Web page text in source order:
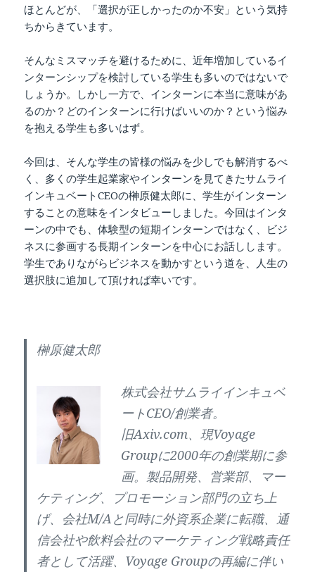
ほとんどが、「選択が正しかったのか不安」という気持
ちからきています。
そんなミスマッチを避けるために、近年増加しているイ
ンターンシップを検討している学生も多いのではないで
しょうか。しかし一方で、インターンに本当に意味があ
るのか？どのインターンに行けばいいのか？という悩み
を抱える学生も多いはず。
今回は、そんな学生の皆様の悩みを少しでも解消するべ
く、多くの学生起業家やインターンを見てきたサムライ
インキュベートCEOの榊原健太郎に、学生がインターン
することの意味をインタビューしました。今回はインタ
ーンの中でも、体験型の短期インターンではなく、ビジ
ネスに参画する長期インターンを中心にお話しします。
学生でありながらビジネスを動かすという道を、人生の
選択肢に追加して頂ければ幸いです。
榊原健太郎
株式会社サムライインキュベ
ートCEO/創業者。
旧Axiv.com、現Voyage
Groupに2000年の創業期に参
画。製品開発、営業部、マー
ケティング、プロモーション部門の立ち上
げ、会社M/Aと同時に外資系企業に転職、通
信会社や飲料会社のマーケティング戦略責任
者として活躍、Voyage Groupの再編に伴い